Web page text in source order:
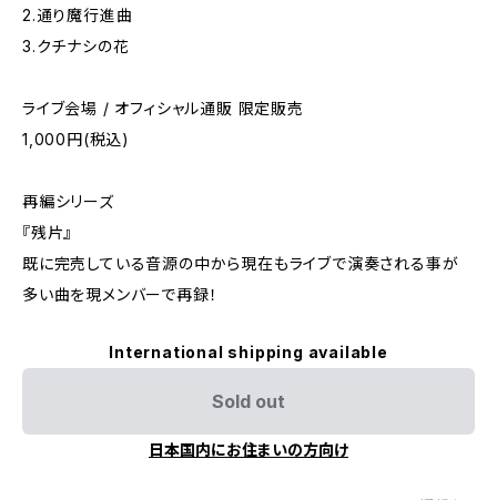
2.通り魔行進曲
3.クチナシの花
ライブ会場 / オフィシャル通販 限定販売
1,000円(税込)
再編シリーズ
『残片』
既に完売している音源の中から現在もライブで演奏される事が
多い曲を現メンバーで再録！
International shipping available
Sold out
日本国内にお住まいの方向け